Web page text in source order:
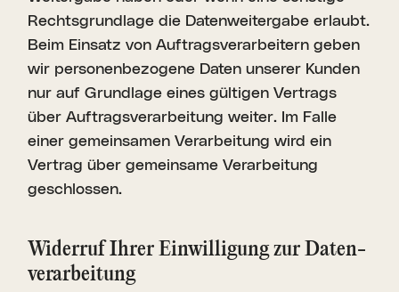
Rechtsgrundlage die Datenweitergabe erlaubt.
Beim Einsatz von Auftragsverarbeitern geben
wir personenbezogene Daten unserer Kunden
nur auf Grundlage eines gültigen Vertrags
über Auftragsverarbeitung weiter. Im Falle
einer gemeinsamen Verarbeitung wird ein
Vertrag über gemeinsame Verarbeitung
geschlossen.
Widerruf Ihrer Einwil­ligung zur Daten­
ver­ar­beitung